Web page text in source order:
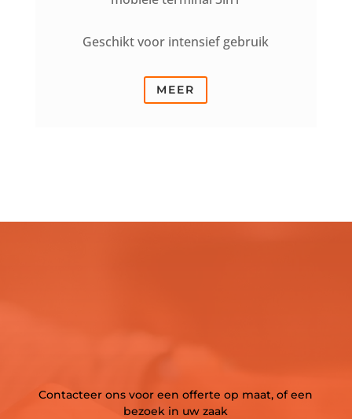
Geschikt voor intensief gebruik
MEER
Contacteer ons voor een offerte op maat, of een
bezoek in uw zaak